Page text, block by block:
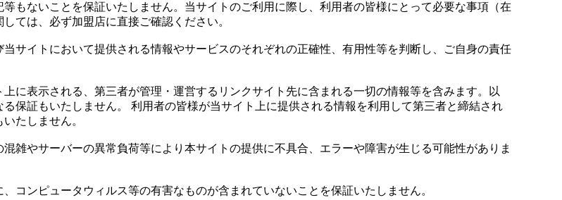
もないことを保証いたしません。当サイトのご利用に際し、利用者の皆様にとって必要な事項（在
ては、必ず加盟店に直接ご確認ください。
サイトにおいて提供される情報やサービスのそれぞれの正確性、有用性等を判断し、ご自身の責任
に表示される、第三者が管理・運営するリンクサイト先に含まれる一切の情報等を含みます。以
保証もいたしません。 利用者の皆様が当サイト上に提供される情報を利用して第三者と締結され
たしません。
雑やサーバーの異常負荷等により本サイトの提供に不具合、エラーや障害が生じる可能性がありま
コンピュータウィルス等の有害なものが含まれていないことを保証いたしません。